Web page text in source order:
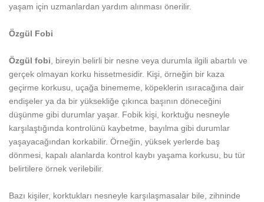
yaşam için uzmanlardan yardım alınması önerilir.
Özgül Fobi
Özgül fobi , bireyin belirli bir nesne veya durumla ilgili abartılı ve
gerçek olmayan korku hissetmesidir. Kişi, örneğin bir kaza
geçirme korkusu, uçağa binememe, köpeklerin ısıracağına dair
endişeler ya da bir yüksekliğe çıkınca başının döneceğini
düşünme gibi durumlar yaşar. Fobik kişi, korktuğu nesneyle
karşılaştığında kontrolünü kaybetme, bayılma gibi durumlar
yaşayacağından korkabilir. Örneğin, yüksek yerlerde baş
dönmesi, kapalı alanlarda kontrol kaybı yaşama korkusu, bu tür
belirtilere örnek verilebilir.
Bazı kişiler, korktukları nesneyle karşılaşmasalar bile, zihninde